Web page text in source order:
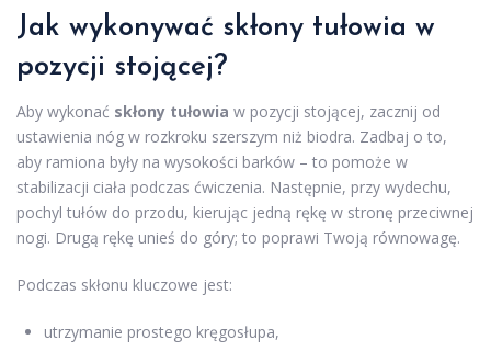
Jak wykonywać skłony tułowia w
pozycji stojącej?
Aby wykonać skłony tułowia w pozycji stojącej, zacznij od
ustawienia nóg w rozkroku szerszym niż biodra. Zadbaj o to,
aby ramiona były na wysokości barków – to pomoże w
stabilizacji ciała podczas ćwiczenia. Następnie, przy wydechu,
pochyl tułów do przodu, kierując jedną rękę w stronę przeciwnej
nogi. Drugą rękę unieś do góry; to poprawi Twoją równowagę.
Podczas skłonu kluczowe jest:
utrzymanie prostego kręgosłupa,